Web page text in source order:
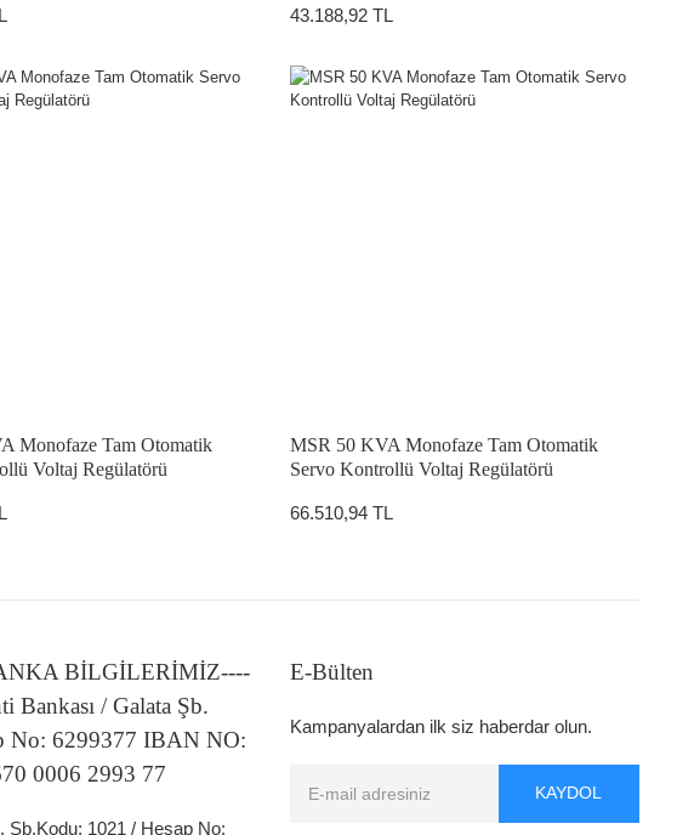
43.188,92 TL
Monofaze Tam Otomatik
Voltaj Regülatörü
MSR 50 KVA Monofaze Tam Otomatik
Servo Kontrollü Voltaj Regülatörü
66.510,94 TL
BİLGİLERİMİZ----
Bankası / Galata Şb.
No: 6299377 IBAN NO:
0006 2993 77
Şb.Kodu: 1021 / Hesap No:
E-Bülten
Kampanyalardan ilk siz haberdar olun.
KAYDOL